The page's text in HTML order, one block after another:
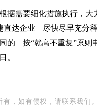
据需要细化措施执行，大
达企业，尽快尽早充分释
，按“就高不重复”原则
。
，如有侵权，请联系我们。